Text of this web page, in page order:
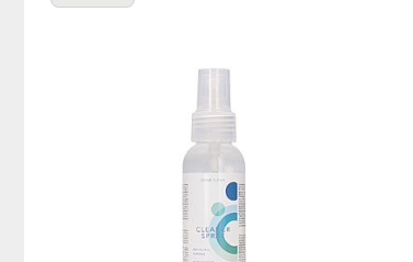
Shots Lubes & Liquids